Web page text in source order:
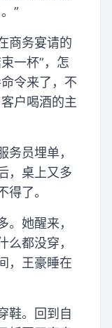
”
商务宴请的
一杯”，怎
令来了，不
户喝酒的主
务员埋单，
，桌上又多
得了。
她醒来，
么都没穿，
，王豪睡在
鞋。回到自